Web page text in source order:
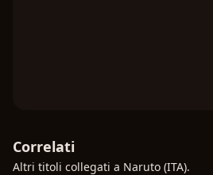
Correlati
Altri titoli collegati a Naruto (ITA).